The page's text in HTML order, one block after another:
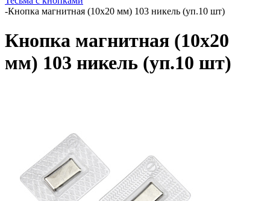
-Кнопка магнитная (10х20 мм) 103 никель (уп.10 шт)
Кнопка магнитная (10х20
мм) 103 никель (уп.10 шт)